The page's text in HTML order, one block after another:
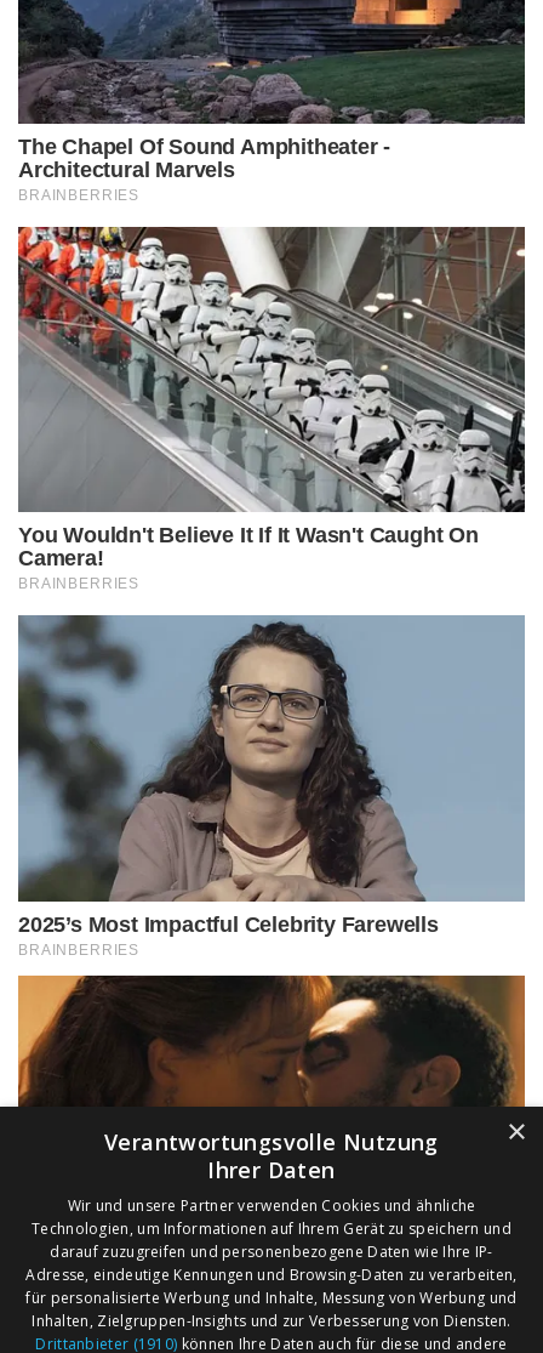
×
Verantwortungsvolle Nutzung
Ihrer Daten
Wir und unsere Partner verwenden Cookies und ähnliche
Technologien, um Informationen auf Ihrem Gerät zu speichern und
darauf zuzugreifen und personenbezogene Daten wie Ihre IP-
Adresse, eindeutige Kennungen und Browsing-Daten zu verarbeiten,
für personalisierte Werbung und Inhalte, Messung von Werbung und
Inhalten, Zielgruppen-Insights und zur Verbesserung von Diensten.
Drittanbieter (1910) können Ihre Daten auch für diese und andere